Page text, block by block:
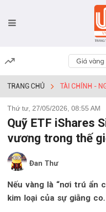
Giá
TRANG CHỦ TÀI CHÍNH -
Thứ tư, 27/05/2026, 08:55 AM
Quỹ ETF iShares
vương trong thế
Đan Thư
Nếu vàng là “nơi trú ẩn
kim loại của sự giằng co.